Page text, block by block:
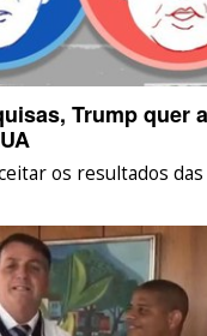
Trump quer
os resultados